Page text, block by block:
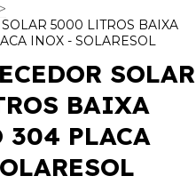
>
5000 LITROS BAIXA
INOX - SOLARESOL
SOLAR
BAIXA
304 PLACA